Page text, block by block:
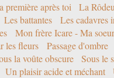
première après toi La
Les battantes Les cadavres
Mon frère Icare - Ma
les fleurs Passage d'ombre
la voûte obscure Sous le
Un plaisir acide et méchant